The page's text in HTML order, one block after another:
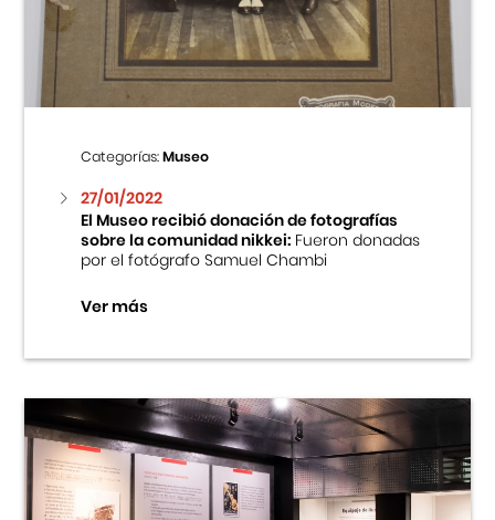
Centro Cultural Peruano Japonés
Museo de la Inmigración Japonesa
Fondo Editorial
Teatro Peruano Japonés
Categorías:Museo
27/01/2022
El Museo recibió donación de fotografías
sobre la comunidad nikkei:Fueron donadas
por el fotógrafo Samuel Chambi
Ver más